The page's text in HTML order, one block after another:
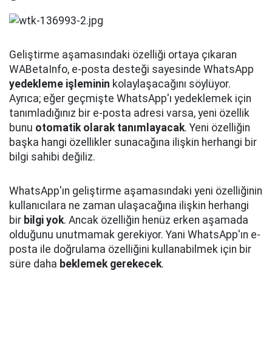
Geliştirme aşamasındaki özelliği ortaya çıkaran
WABetaInfo, e-posta desteği sayesinde WhatsApp
yedekleme işleminin kolaylaşacağını söylüyor.
Ayrıca; eğer geçmişte WhatsApp'ı yedeklemek için
tanımladığınız bir e-posta adresi varsa, yeni özellik
bunu otomatik olarak tanımlayacak. Yeni özelliğin
başka hangi özellikler sunacağına ilişkin herhangi bir
bilgi sahibi değiliz.
WhatsApp'ın geliştirme aşamasındaki yeni özelliğinin
kullanıcılara ne zaman ulaşacağına ilişkin herhangi
bir bilgi yok. Ancak özelliğin henüz erken aşamada
olduğunu unutmamak gerekiyor. Yani WhatsApp'ın e-
posta ile doğrulama özelliğini kullanabilmek için bir
süre daha beklemek gerekecek.